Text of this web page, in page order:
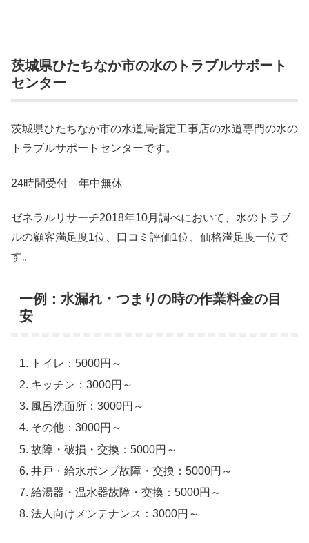
茨城県ひたちなか市の水のトラブルサポート
センター
茨城県ひたちなか市の水道局指定工事店の水道専門の水の
トラブルサポートセンターです。
24時間受付 年中無休
ゼネラルリサーチ2018年10月調べにおいて、水のトラブ
ルの顧客満足度1位、口コミ評価1位、価格満足度一位で
す。
一例：水漏れ・つまりの時の作業料金の目
安
トイレ：5000円～
キッチン：3000円～
風呂洗面所：3000円～
その他：3000円～
故障・破損・交換：5000円～
井戸・給水ポンプ故障・交換：5000円～
給湯器・温水器故障・交換：5000円～
法人向けメンテナンス：3000円～